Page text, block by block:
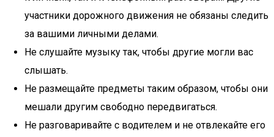
участники дорожного движения не обязаны следить
за вашими личными делами.
Не слушайте музыку так, чтобы другие могли вас
слышать.
Не размещайте предметы таким образом, чтобы они
мешали другим свободно передвигаться.
Не разговаривайте с водителем и не отвлекайте его